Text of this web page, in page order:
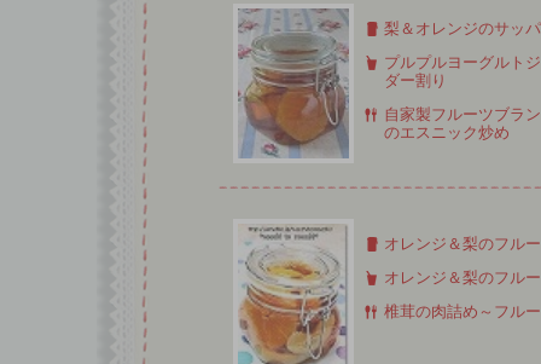
梨＆オレンジのサッ
プルプルヨーグルト
ダー割り
自家製フルーツブラ
のエスニック炒め
オレンジ＆梨のフル
オレンジ＆梨のフル
椎茸の肉詰め～フル